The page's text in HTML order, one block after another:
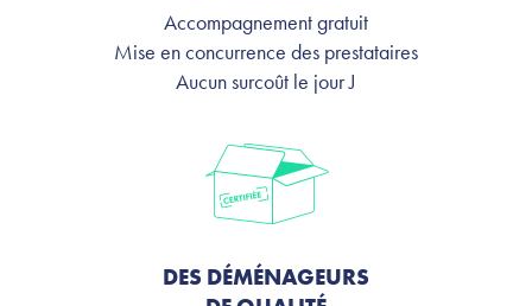
Accompagnement gratuit
Mise en concurrence des prestataires
Aucun surcoût le jour J
DES DÉMÉNAGEURS